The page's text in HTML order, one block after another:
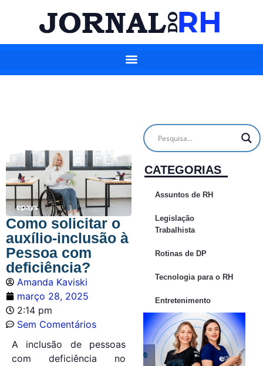
Como solicitar o
auxílio-inclusão à
Pessoa com
deficiência?
Amanda Kaviski
março 28, 2025
2:14 pm
Sem Comentários
A inclusão de pessoas
com deficiência no
CATEGORIAS
Assuntos de RH
Legislação
Trabalhista
Rotinas de DP
Tecnologia para o RH
Entretenimento